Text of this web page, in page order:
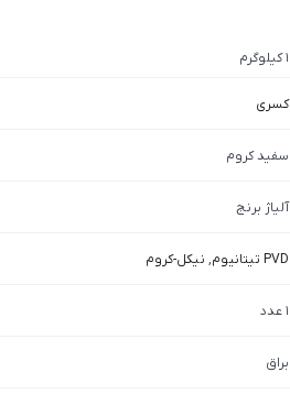
1 کیلوگرم
کسری
سفید کروم
آلیاژ برنج
PVD تیتانیوم , نیکل-کروم
1 عدد
براق